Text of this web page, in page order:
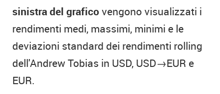
sinistra del graficovengono visualizzati i
rendimenti medi, massimi, minimi e le
deviazioni standard dei rendimenti rolling
dell'Andrew Tobias in USD, USD→EUR e
EUR.